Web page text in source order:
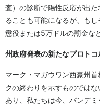
査）の診断で陽性反応が出
ることも可能になるが、も
懲役または5万ドルの罰金な
州政府発表の新たなプロトコ
マーク・マガウワン西豪州
クの終わりを示すものでは
あり、私たちは今、パンデ